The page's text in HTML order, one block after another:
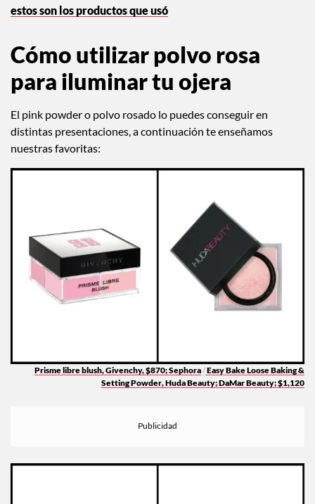
estos son los productos que usó
Cómo utilizar polvo rosa
para iluminar tu ojera
El pink powder o polvo rosado lo puedes conseguir en
distintas presentaciones, a continuación te enseñamos
nuestras favoritas:
Prisme libre blush, Givenchy, $870; Sephora/Easy Bake Loose Baking &
Setting Powder, Huda Beauty; DaMar Beauty; $1,120